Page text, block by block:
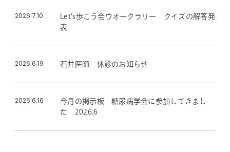
2026.7.10
Let’s歩こう会ウオークラリー クイズの解答発
表
2026.6.19 石井医師 休診のお知らせ
2026.6.16
今月の掲示板 糖尿病学会に参加してきまし
た 2026.6